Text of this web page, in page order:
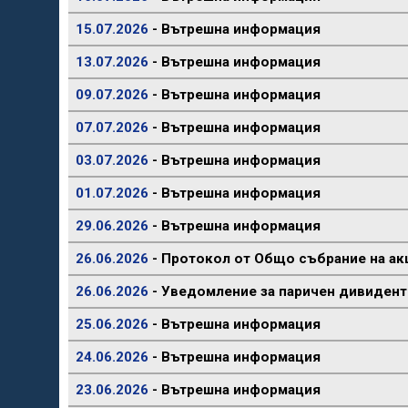
15.07.2026 - Вътрешна информация
13.07.2026 - Вътрешна информация
09.07.2026 - Вътрешна информация
07.07.2026 - Вътрешна информация
03.07.2026 - Вътрешна информация
01.07.2026 - Вътрешна информация
29.06.2026 - Вътрешна информация
26.06.2026 - Протокол от Общо събрание на
26.06.2026 - Уведомление за паричен дивидент
25.06.2026 - Вътрешна информация
24.06.2026 - Вътрешна информация
23.06.2026 - Вътрешна информация